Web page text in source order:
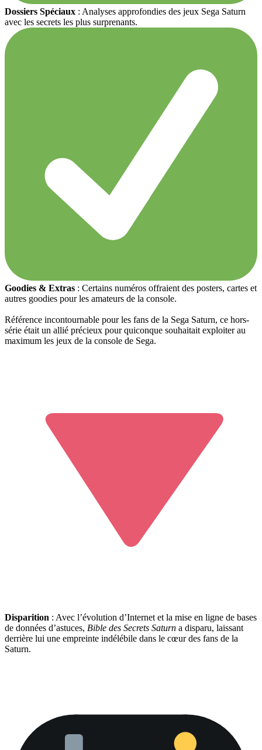
Dossiers Spéciaux : Analyses approfondies des jeux Sega Saturn
avec les secrets les plus surprenants.
Goodies & Extras : Certains numéros offraient des posters, cartes et
autres goodies pour les amateurs de la console.
Référence incontournable pour les fans de la Sega Saturn, ce hors-
série était un allié précieux pour quiconque souhaitait exploiter au
maximum les jeux de la console de Sega.
Disparition : Avec l’évolution d’Internet et la mise en ligne de bases
de données d’astuces, Bible des Secrets Saturn a disparu, laissant
derrière lui une empreinte indélébile dans le cœur des fans de la
Saturn.